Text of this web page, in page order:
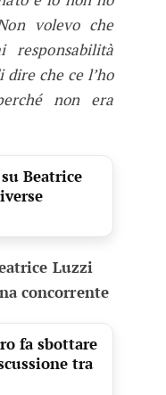
volevo che
responsabilità
che ce l’ho
non era
Beatrice
Luzzi
concorrente
fa sbottare
tra